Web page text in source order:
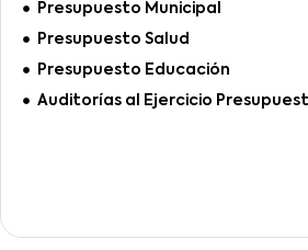
Presupuesto Municipal
Presupuesto Salud
Presupuesto Educación
Auditorías al Ejercicio